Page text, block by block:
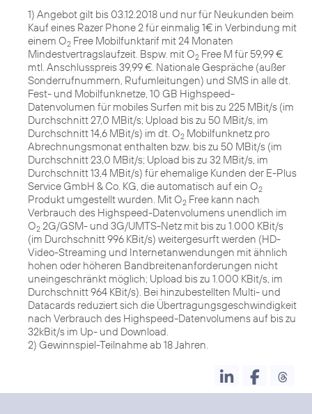
1) Angebot gilt bis 03.12.2018 und nur für Neukunden beim
Kauf eines Razer Phone 2 für einmalig 1€ in Verbindung mit
einem O2 Free Mobilfunktarif mit 24 Monaten
Mindestvertragslaufzeit. Bspw. mit O2 Free M für 59,99 €
mtl. Anschlusspreis 39,99 €. Nationale Gespräche (außer
Sonderrufnummern, Rufumleitungen) und SMS in alle dt.
Fest- und Mobilfunknetze, 10 GB Highspeed-
Datenvolumen für mobiles Surfen mit bis zu 225 MBit/s (im
Durchschnitt 27,0 MBit/s; Upload bis zu 50 MBit/s, im
Durchschnitt 14,6 MBit/s) im dt. O2 Mobilfunknetz pro
Abrechnungsmonat enthalten bzw. bis zu 50 MBit/s (im
Durchschnitt 23,0 MBit/s; Upload bis zu 32 MBit/s, im
Durchschnitt 13,4 MBit/s) für ehemalige Kunden der E-Plus
Service GmbH & Co. KG, die automatisch auf ein O2
Produkt umgestellt wurden. Mit O2 Free kann nach
Verbrauch des Highspeed-Datenvolumens unendlich im
O2 2G/GSM- und 3G/UMTS-Netz mit bis zu 1.000 KBit/s
(im Durchschnitt 996 KBit/s) weitergesurft werden (HD-
Video-Streaming und Internetanwendungen mit ähnlich
hohen oder höheren Bandbreitenanforderungen nicht
uneingeschränkt möglich; Upload bis zu 1.000 KBit/s, im
Durchschnitt 964 KBit/s). Bei hinzubestellten Multi- und
Datacards reduziert sich die Übertragungsgeschwindigkeit
nach Verbrauch des Highspeed-Datenvolumens auf bis zu
32kBit/s im Up- und Download.
2) Gewinnspiel-Teilnahme ab 18 Jahren.